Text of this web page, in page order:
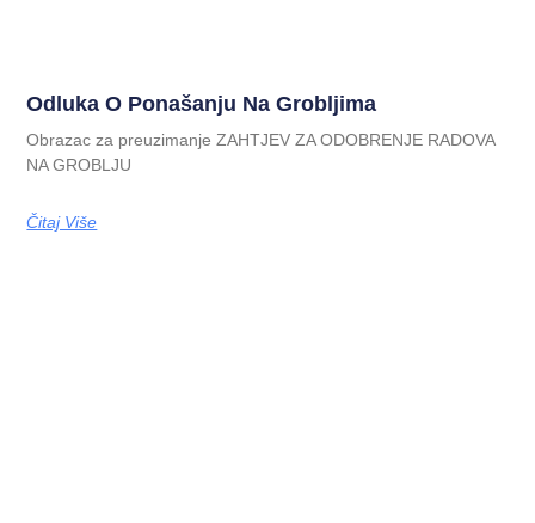
Odluka O Ponašanju Na Grobljima
Obrazac za preuzimanje ZAHTJEV ZA ODOBRENJE RADOVA
NA GROBLJU
Čitaj Više